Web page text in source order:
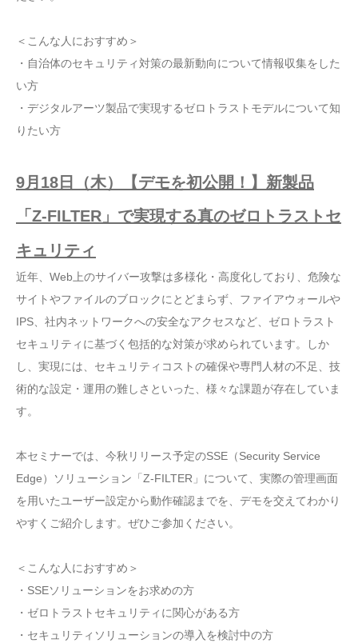
＜こんな人におすすめ＞
・自治体のセキュリティ対策の最新動向について情報収集をした
い方
・デジタルアーツ製品で実現するゼロトラストモデルについて知
りたい方
9月18日（木）【デモを初公開！】新製品
「Z-FILTER」で実現する真のゼロトラストセ
キュリティ
近年、Web上のサイバー攻撃は多様化・高度化しており、危険な
サイトやファイルのブロックにとどまらず、ファイアウォールや
IPS、社内ネットワークへの安全なアクセスなど、ゼロトラスト
セキュリティに基づく包括的な対策が求められています。しか
し、実現には、セキュリティコストの確保や専門人材の不足、技
術的な設定・運用の難しさといった、様々な課題が存在していま
す。
本セミナーでは、今秋リリース予定のSSE（Security Service
Edge）ソリューション「Z-FILTER」について、実際の管理画面
を用いたユーザー設定から動作確認までを、デモを交えてわかり
やすくご紹介します。ぜひご参加ください。
＜こんな人におすすめ＞
・SSEソリューションをお求めの方
・ゼロトラストセキュリティに関心がある方
・セキュリティソリューションの導入を検討中の方